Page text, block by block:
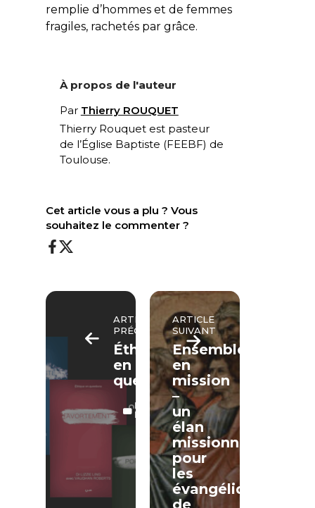
remplie d’hommes et de femmes
fragiles, rachetés par grâce.
À propos de l'auteur
Par Thierry ROUQUET
Thierry Rouquet est pasteur
de l’Église Baptiste (FEEBF) de
Toulouse.
Cet article vous a plu ? Vous
souhaitez le commenter ?
ARTICLE
PRÉCÉDENT
Éthique
en
questions
LECTURE
LIBRE
ARTICLE
SUIVANT
Ensemble
en
mission
–
un
élan
missionnel
pour
les
évangéliques
de